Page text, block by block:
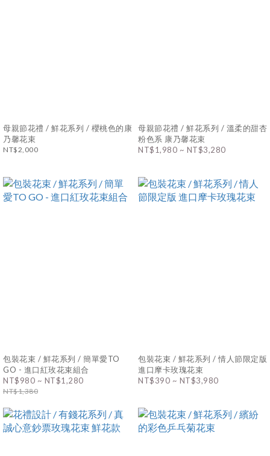
母親節花禮 / 鮮花系列 / 櫻桃色的康
乃馨花束
NT$2,000
母親節花禮 / 鮮花系列 / 溫柔的甜杏
粉色系 康乃馨花束
NT$1,980 ~ NT$3,280
包裝花束 / 鮮花系列 / 簡單愛TO
GO - 進口紅玫花束組合
NT$980 ~ NT$1,280
NT$1,380
包裝花束 / 鮮花系列 / 情人節限定版
進口摩卡玫瑰花束
NT$390 ~ NT$3,980